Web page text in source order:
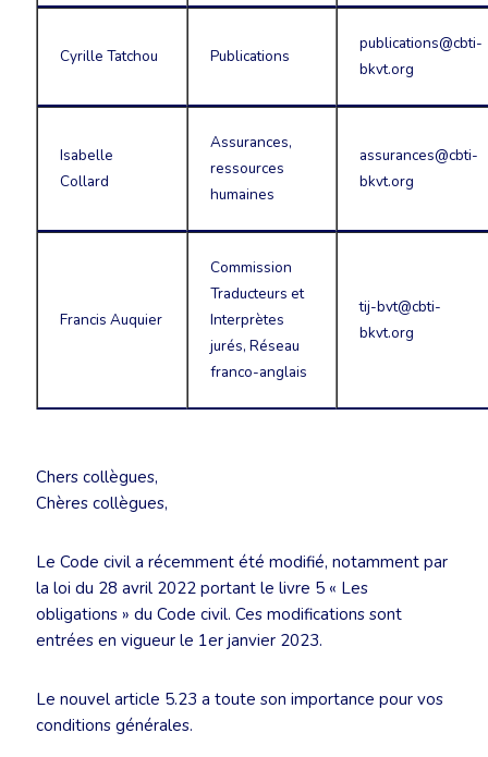
Cyrille Tatchou Publications
publications@cbti-
bkvt.org
Isabelle
Collard
Assurances,
ressources
humaines
assurances@cbti-
bkvt.org
Francis Auquier
Commission
Traducteurs et
Interprètes
jurés, Réseau
franco-anglais
tij-bvt@cbti-
bkvt.org
Chers collègues,
Chères collègues,
Le Code civil a récemment été modifié, notamment par
la loi du 28 avril 2022 portant le livre 5 « Les
obligations » du Code civil. Ces modifications sont
entrées en vigueur le 1er janvier 2023.
Le nouvel article 5.23 a toute son importance pour vos
conditions générales.